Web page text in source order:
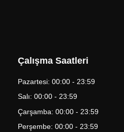
Çalışma Saatleri
Pazartesi: 00:00 - 23:59
Salı: 00:00 - 23:59
Çarşamba: 00:00 - 23:59
Perşembe: 00:00 - 23:59